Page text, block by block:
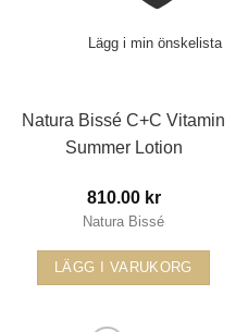
Lägg i min önskelista
Natura Bissé C+C Vitamin
Summer Lotion
810.00 kr
Natura Bissé
LÄGG I VARUKORG